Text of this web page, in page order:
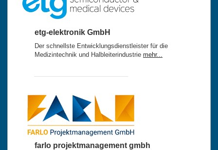
etg-elektronik GmbH
Der schnellste Entwicklungsdienstleister für die
Medizintechnik und Halbleiterindustrie mehr...
farlo projektmanagement gmbh